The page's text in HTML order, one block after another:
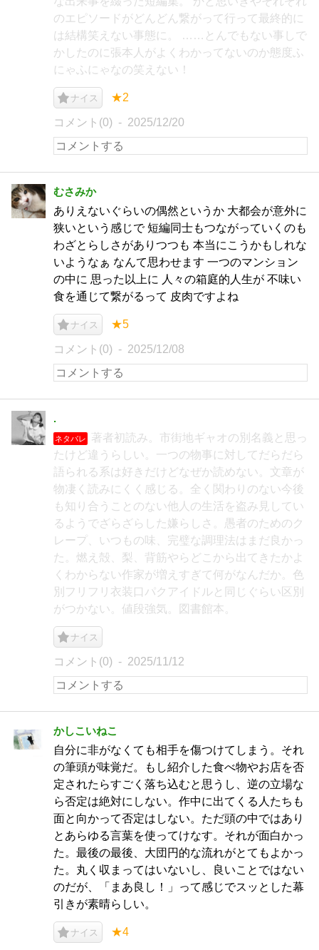
のエピソードがどんどん繋がって行って最終的に
は結構笑えない事態に。 ……とんでもない事しで
かしたのに張本人がよくわかってないのか態度ふ
にゃふにゃなの笑えない！
ナイス ★2
コメント(0) 2025/12/20
むさみか
ありえないぐらいの偶然というか 大都会が意外に
狭いという感じで 短編同士もつながっていくのも
わざとらしさがありつつも 本当にこうかもしれな
いようなぁ なんて思わせます 一つのマンション
の中に 思った以上に 人々の箱庭的人生が 不味い
食を通じて繋がるって 皮肉ですよね
ナイス ★5
コメント(0) 2025/12/08
.
ネタバレ
著者初読み。市街地ギャオの別名義と思っ
たけど違うらしい。一つの物事に対してだらだら
語られる系は好きだけどなぜか読めない。文章が
物凄く読みにくく感じる。全く関わりのない今後
も知り合うことのない他人の生活を盗み見してい
るようでざらざらした嫌らしさ。愚者のためのク
レープ、いつもの味、完璧な調理法はまだ良かっ
た。燃え殻、梨、背筋やらどこから出てきたかよ
くわからない作家が増えすぎて何がなんだか。色
別フリフリ衣装口パクアイドルと同じぐらい区別
がつかない。値段強気。図書館本。
ナイス
コメント(0) 2025/11/12
かしこいねこ
自分に非がなくても相手を傷つけてしまう。それ
の筆頭が味覚だ。もし紹介した食べ物やお店を否
定されたらすごく落ち込むと思うし、逆の立場な
ら否定は絶対にしない。作中に出てくる人たちも
面と向かって否定はしない。ただ頭の中ではあり
とあらゆる言葉を使ってけなす。それが面白かっ
た。最後の最後、大団円的な流れがとてもよかっ
た。丸く収まってはいないし、良いことではない
のだが、「まあ良し！」って感じでスッとした幕
引きが素晴らしい。
ナイス ★4